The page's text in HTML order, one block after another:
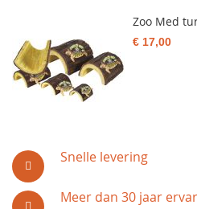
Snelle levering
Meer dan 30 jaar
Zoo Med
€ 17,00